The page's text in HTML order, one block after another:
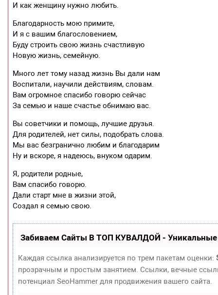
И как женщину нужно любить.
Благодарность мою примите,
И я с вашим благословением,
Буду строить свою жизнь счастливую
Новую жизнь, семейную.
Много лет тому назад жизнь Вы дали нам
Воспитали, научили действиям, словам.
Вам огромное спасибо говорю сейчас
За семью и наше счастье обнимаю вас.
Вы советчики и помощь, лучшие друзья.
Для родителей, нет силы, подобрать слова.
Мы вас безгранично любим и благодарим
Ну и вскоре, я надеюсь, внуком одарим.
Я, родители родные,
Вам спасибо говорю.
Дали старт мне в жизни этой,
Создал я семью свою.
Забиваем Сайты В ТОП КУВАЛДОЙ - Уникальные
Каждая ссылка анализируется по трем пакетам оценки:
прозрачным и простым занятием. Ссылки, вечные
потенциал SeoHammer для продвижения вашего сайта.